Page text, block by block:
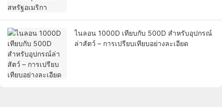
ไนลอน 1000D เทียบกับ 500D สำหรับอุปกรณ์
ล่าสัตว์ – การเปรียบเทียบอย่างละเอียด